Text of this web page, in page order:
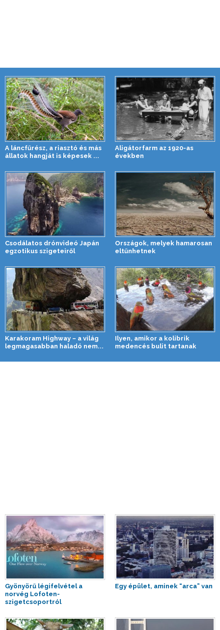
A láncfűrész, a riasztó és más
állatok hangját is képesek ...
Aligátorfarm az 1920-as
években
Csodálatos drónvideó Japán
egzotikus szigeteiről
Országok, melyek hamarosan
eltűnhetnek
Karakoram Highway – a világ
legmagasabban haladó nem...
Ilyen, amikor a kolibrik
medencés bulit tartanak
Gyönyörű légifelvétel a
norvég Lofoten-
szigetcsoportról
Egy épület, aminek “arca” van